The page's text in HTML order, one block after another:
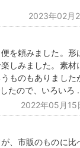
2023年02月
を頼みました。形
しみました。素材
ものもありました
たので、いろいろ
2022年05月
、市販のものに比